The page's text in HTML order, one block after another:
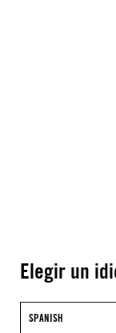
Elegir un
SPANISH